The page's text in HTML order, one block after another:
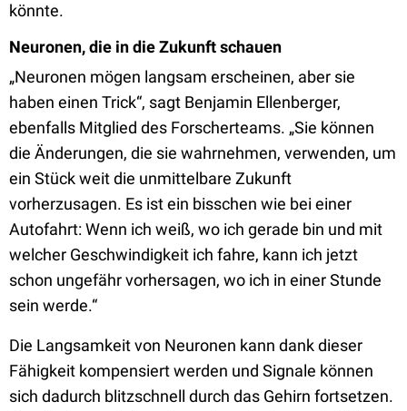
könnte.
Neuronen, die in die Zukunft schauen
„Neuronen mögen langsam erscheinen, aber sie
haben einen Trick“, sagt Benjamin Ellenberger,
ebenfalls Mitglied des Forscherteams. „Sie können
die Änderungen, die sie wahrnehmen, verwenden, um
ein Stück weit die unmittelbare Zukunft
vorherzusagen. Es ist ein bisschen wie bei einer
Autofahrt: Wenn ich weiß, wo ich gerade bin und mit
welcher Geschwindigkeit ich fahre, kann ich jetzt
schon ungefähr vorhersagen, wo ich in einer Stunde
sein werde.“
Die Langsamkeit von Neuronen kann dank dieser
Fähigkeit kompensiert werden und Signale können
sich dadurch blitzschnell durch das Gehirn fortsetzen.